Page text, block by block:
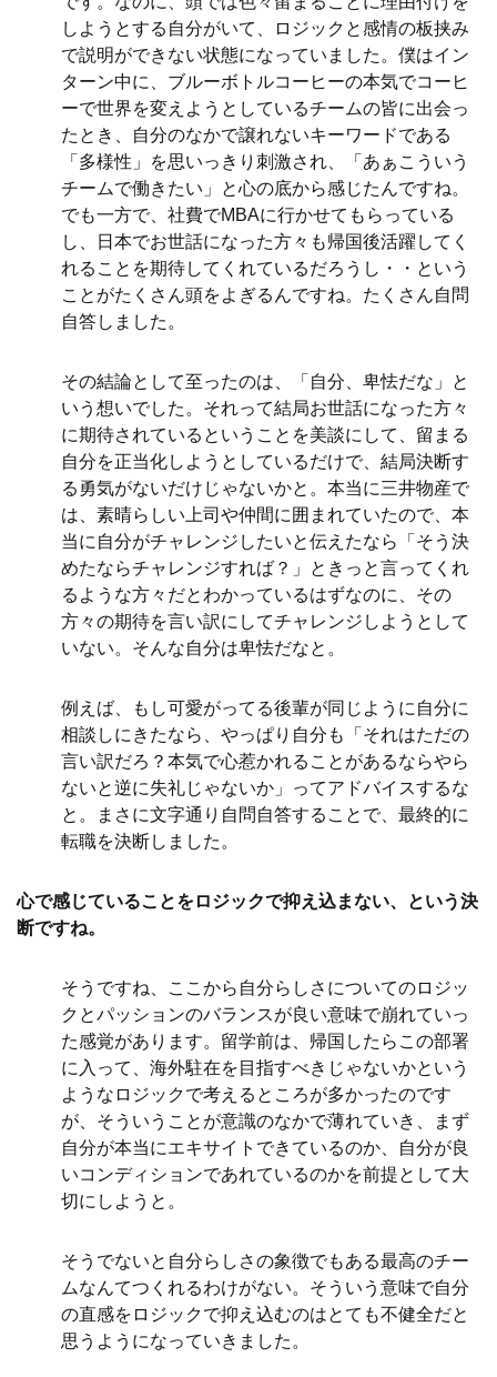
しようとする自分がいて、ロジックと感情の板挟み
で説明ができない状態になっていました。僕はイン
ターン中に、ブルーボトルコーヒーの本気でコーヒ
ーで世界を変えようとしているチームの皆に出会っ
たとき、自分のなかで譲れないキーワードである
「多様性」を思いっきり刺激され、「あぁこういう
チームで働きたい」と心の底から感じたんですね。
でも一方で、社費でMBAに行かせてもらっている
し、日本でお世話になった方々も帰国後活躍してく
れることを期待してくれているだろうし・・という
ことがたくさん頭をよぎるんですね。たくさん自問
自答しました。
その結論として至ったのは、「自分、卑怯だな」と
いう想いでした。それって結局お世話になった方々
に期待されているということを美談にして、留まる
自分を正当化しようとしているだけで、結局決断す
る勇気がないだけじゃないかと。本当に三井物産で
は、素晴らしい上司や仲間に囲まれていたので、本
当に自分がチャレンジしたいと伝えたなら「そう決
めたならチャレンジすれば？」ときっと言ってくれ
るような方々だとわかっているはずなのに、その
方々の期待を言い訳にしてチャレンジしようとして
いない。そんな自分は卑怯だなと。
例えば、もし可愛がってる後輩が同じように自分に
相談しにきたなら、やっぱり自分も「それはただの
言い訳だろ？本気で心惹かれることがあるならやら
ないと逆に失礼じゃないか」ってアドバイスするな
と。まさに文字通り自問自答することで、最終的に
転職を決断しました。
心で感じていることをロジックで抑え込まない、という決
断ですね。
そうですね、ここから自分らしさについてのロジッ
クとパッションのバランスが良い意味で崩れていっ
た感覚があります。留学前は、帰国したらこの部署
に入って、海外駐在を目指すべきじゃないかという
ようなロジックで考えるところが多かったのです
が、そういうことが意識のなかで薄れていき、まず
自分が本当にエキサイトできているのか、自分が良
いコンディションであれているのかを前提として大
切にしようと。
そうでないと自分らしさの象徴でもある最高のチー
ムなんてつくれるわけがない。そういう意味で自分
の直感をロジックで抑え込むのはとても不健全だと
思うようになっていきました。